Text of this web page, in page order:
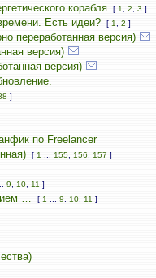
корабля
[ 1 2 3 ]
Есть идеи? [ 1 2 ]
переработанная версия)
версия)
версия)
]
по Freelancer
[ 1 155 156 157 ]
9 10 11 ]
… [ 1 9 10 11 ]